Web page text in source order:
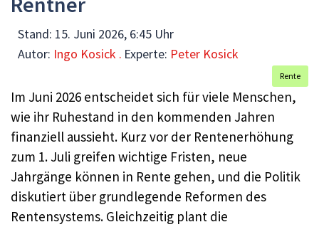
Stand: 15. Juni 2026, 6:45 Uhr
Autor: Ingo Kosick . Experte: Peter Kosick
Rente
Im Juni 2026 entscheidet sich für viele Menschen,
wie ihr Ruhestand in den kommenden Jahren
finanziell aussieht. Kurz vor der Rentenerhöhung
zum 1. Juli greifen wichtige Fristen, neue
Jahrgänge können in Rente gehen, und die Politik
diskutiert über grundlegende Reformen des
Rentensystems. Gleichzeitig plant die